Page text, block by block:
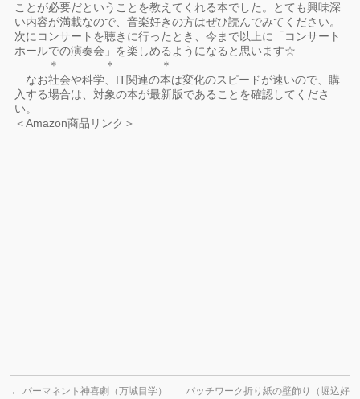
ことが必要だということを教えてくれる本でした。とても興味深
い内容が満載なので、音楽好きの方はぜひ読んでみてください。
次にコンサートを聴きに行ったとき、今まで以上に「コンサート
ホールでの演奏会」を楽しめるようになると思います☆
＊ ＊ ＊
なお社会や科学、IT関連の本は変化のスピードが速いので、購
入する場合は、対象の本が最新版であることを確認してくださ
い。
＜Amazon商品リンク＞
← パーマネント神喜劇（万城目学）
パッチワーク折り紙の壁飾り（堀込好